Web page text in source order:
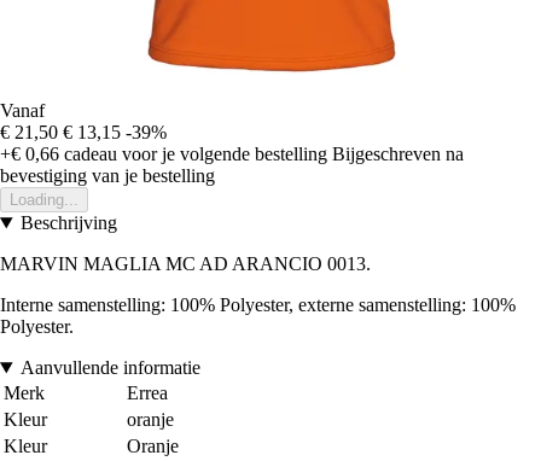
Vanaf
€ 21,50 € 13,15 -39%
+€ 0,66 cadeau voor je volgende bestelling Bijgeschreven na
bevestiging van je bestelling
Loading...
Beschrijving
MARVIN MAGLIA MC AD ARANCIO 0013.
Interne samenstelling: 100% Polyester, externe samenstelling: 100%
Polyester.
Aanvullende informatie
Merk
Errea
Kleur
oranje
Kleur
Oranje